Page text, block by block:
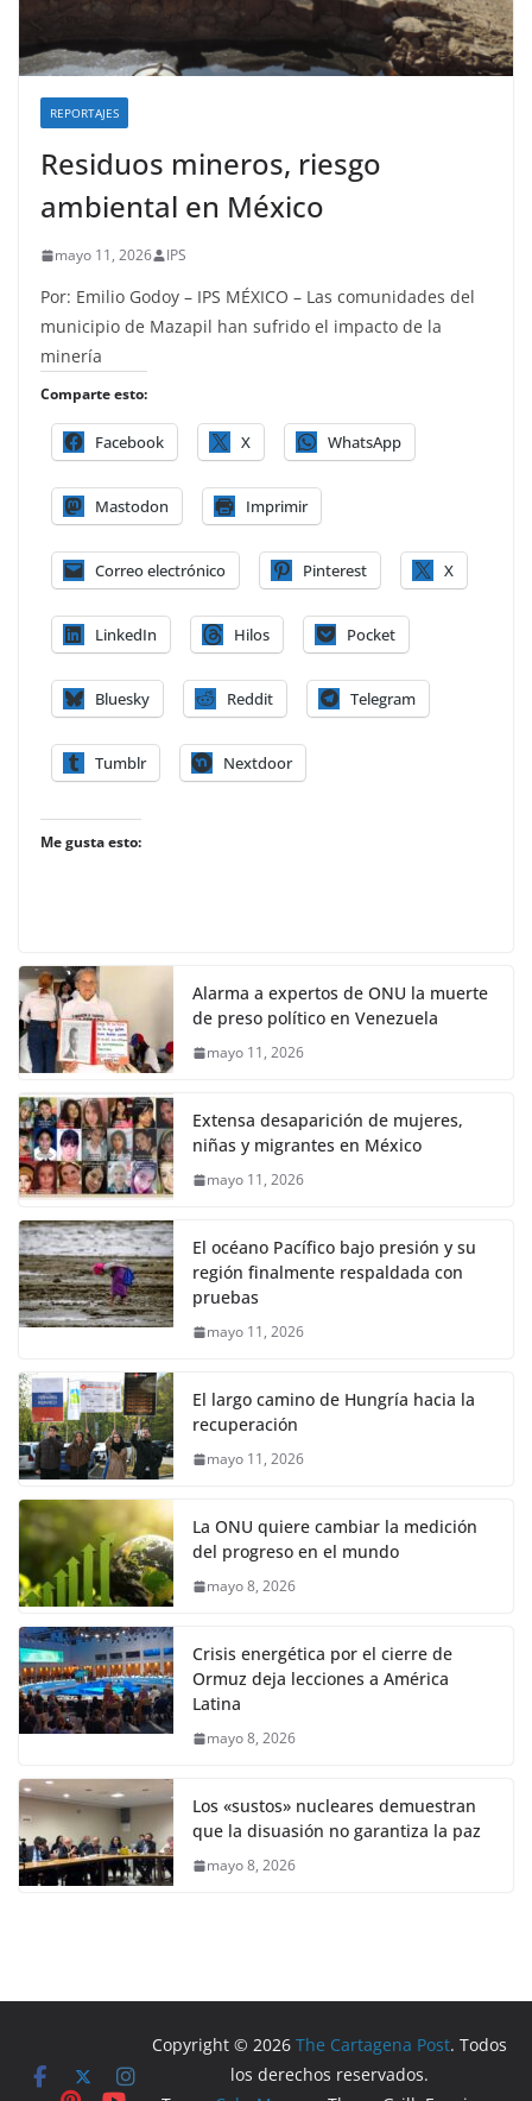
REPORTAJES
Residuos mineros, riesgo
ambiental en México
mayo 11, 2026 IPS
Por: Emilio Godoy – IPS MÉXICO – Las comunidades del
municipio de Mazapil han sufrido el impacto de la
minería
Comparte esto:
Facebook X WhatsApp
Mastodon Imprimir
Correo electrónico Pinterest X
LinkedIn Hilos Pocket
Bluesky Reddit Telegram
Tumblr Nextdoor
Me gusta esto:
Alarma a expertos de ONU la muerte
de preso político en Venezuela
mayo 11, 2026
Extensa desaparición de mujeres,
niñas y migrantes en México
mayo 11, 2026
El océano Pacífico bajo presión y su
región finalmente respaldada con
pruebas
mayo 11, 2026
El largo camino de Hungría hacia la
recuperación
mayo 11, 2026
La ONU quiere cambiar la medición
del progreso en el mundo
mayo 8, 2026
Crisis energética por el cierre de
Ormuz deja lecciones a América
Latina
mayo 8, 2026
Los «sustos» nucleares demuestran
que la disuasión no garantiza la paz
mayo 8, 2026
Copyright © 2026The Cartagena Post. Todos
los derechos reservados.